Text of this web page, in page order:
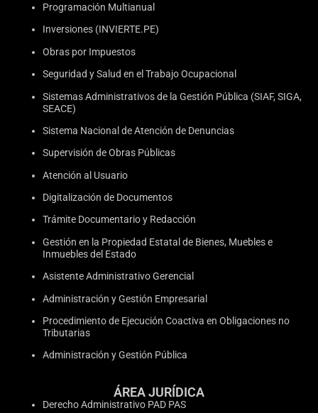
Programación Multianual
Inversiones (INVIERTE.PE)
Obras por Impuestos
Seguridad y Salud en el Trabajo Ocupacional
Sistemas Administrativos de la Gestión Pública (SIAF, SIGA,
SEACE)
Sistema Nacional de Atención de Denuncias
Supervisión de Obras Públicas
Atención al Usuario
Digitalización de Documentos
Trámite Documentario y Redacción
Gestión en la Propiedad Estatal de Bienes, Muebles e
Inmuebles del Estado
Asistente Administrativo Gerencial
Administración y Gestión Empresarial
Procedimiento de Ejecución Coactiva en Obligaciones no
Tributarias
Administración y Gestión Pública
ÁREA JURÍDICA
Derecho Administrativo PAD PAS